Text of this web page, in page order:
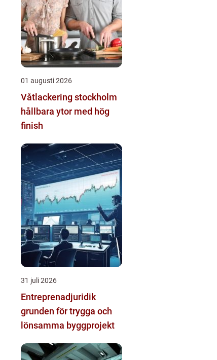
01 augusti 2026
Våtlackering stockholm
hållbara ytor med hög
finish
31 juli 2026
Entreprenadjuridik
grunden för trygga och
lönsamma byggprojekt